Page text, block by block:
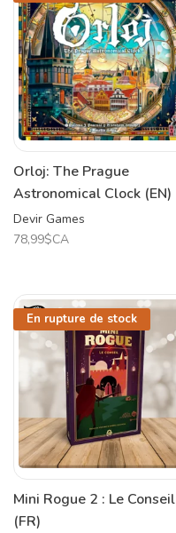
Orloj: The Prague
Astronomical Clock (EN)
Devir Games
78,99$CA
En rupture de stock
Mini Rogue 2 : Le Conseil
(FR)